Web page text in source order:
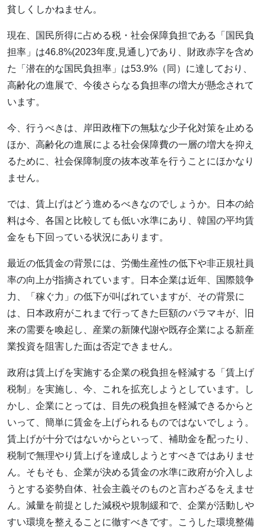
貧しくしかねません。
現在、国民所得に占める税・社会保障負担である「国民負
担率」は46.8%(2023年度,見通し)であり、財政赤字を含め
た「潜在的な国民負担率」は53.9%（同）に達しており、
高齢化の進展で、今後さらなる負担率の増大が懸念されて
います。
今、行うべきは、岸田政権下の無駄な少子化対策を止める
ほか、高齢化の進展による社会保障費の一層の増大を抑え
るために、社会保障制度の抜本改革を行うことにほかなり
ません。
では、賃上げはどう進めるべきなのでしょうか。日本の給
料は今、各国と比較しても低い水準にあり、韓国の平均賃
金をも下回っている状況にあります。
最近の低賃金の背景には、労働生産性の低下や非正規社員
率の向上が指摘されています。日本企業は近年、国際競争
力、「稼ぐ力」の低下が叫ばれていますが、その背景に
は、日本政府がこれまで行ってきた巨額のバラマキが、旧
来の需要を喚起し、産業の新陳代謝や既存企業による新産
業投資を阻害した面は否定できません。
政府は賃上げを実施する企業の税負担を軽減する「賃上げ
税制」を実施し、今、これを拡充しようとしています。し
かし、企業にとっては、目先の税負担を軽減できるからと
いって、簡単に賃金を上げられるものではないでしょう。
賃上げが十分ではないからといって、補助金を配ったり、
税制で無理やり賃上げを達成しようとすべきではありませ
ん。そもそも、企業が決める賃金の水準に政府が介入しよ
うとする姿勢自体、社会主義そのものと言わざるをえませ
ん。減量を前提とした減税や規制緩和で、企業が活動しや
すい環境を整えることに徹すべきです。こうした環境整備